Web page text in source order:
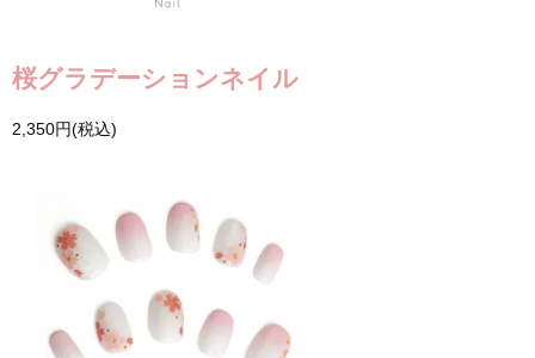
桜グラデーションネイル
2,350円(税込)